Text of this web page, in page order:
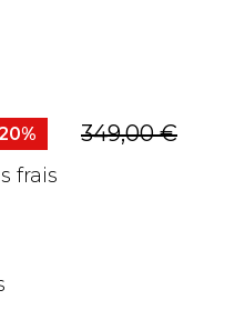
349,00 €
frais